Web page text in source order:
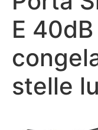
E
stelle